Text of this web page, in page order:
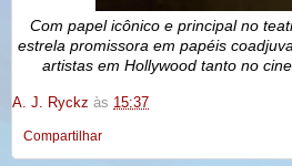
Com papel icônico e principal no
estrela promissora em papéis
artistas em Hollywood tanto no
A. J. Ryckz às 15:37
Compartilhar